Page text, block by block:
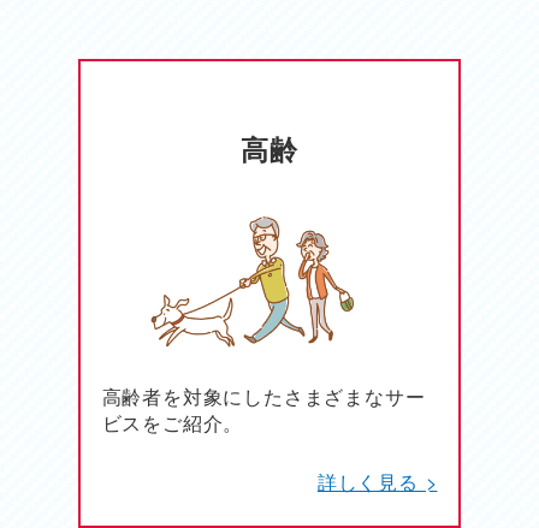
高齢
高齢者を対象にしたさまざまなサー
ビスをご紹介。
詳しく見る >